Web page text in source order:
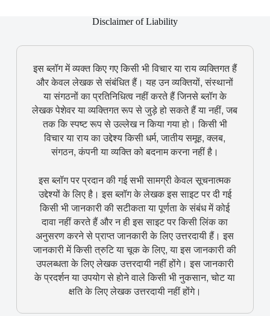
Disclaimer of Liability
इस ब्लॉग में व्यक्त किए गए किसी भी विचार या राय व्यक्तिगत हैं
और केवल लेखक से संबंधित हैं। यह उन व्यक्तियों, संस्थानों
या संगठनों का प्रतिनिधित्व नहीं करते हैं जिनसे ब्लॉग के
लेखक पेशेवर या व्यक्तिगत रूप से जुड़े हो सकते हैं या नहीं, जब
तक कि स्पष्ट रूप से उल्लेख न किया गया हो। किसी भी
विचार या राय का उद्देश्य किसी धर्म, जातीय समूह, क्लब,
संगठन, कंपनी या व्यक्ति को बदनाम करना नहीं है।
इस ब्लॉग पर प्रदान की गई सभी सामग्री केवल सूचनात्मक
उद्देश्यों के लिए है। इस ब्लॉग के लेखक इस साइट पर दी गई
किसी भी जानकारी की सटीकता या पूर्णता के संबंध में कोई
दावा नहीं करते हैं और न ही इस साइट पर किसी लिंक का
अनुसरण करने से प्राप्त जानकारी के लिए उत्तरदायी हैं। इस
जानकारी में किसी त्रुटि या चूक के लिए, या इस जानकारी की
उपलब्धता के लिए लेखक उत्तरदायी नहीं होंगे। इस जानकारी
के प्रदर्शन या उपयोग से होने वाले किसी भी नुकसान, चोट या
क्षति के लिए लेखक उत्तरदायी नहीं होंगे।